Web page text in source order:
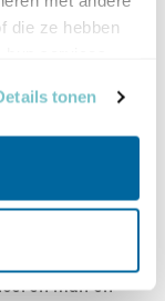
die ze hebben
tonen
|
man en